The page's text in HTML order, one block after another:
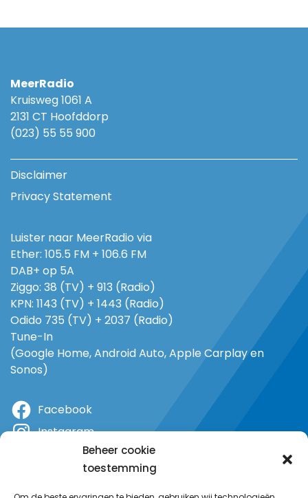
Beheer cookie
toestemming
MeerRadio
Kruisweg 1061 A
2131 CT Hoofddorp
(023) 55 55 900
Disclaimer
Privacy Statement
Luister naar MeerRadio via
Ether: 105.5 FM + 106.6 FM
DAB+ op 5A
Ziggo: 38 (TV) + 913 (Radio)
KPN: 1143 (TV) + 1443 (Radio)
Odido 735 (TV) + 2037 (Radio)
Tune-In
(Google Home, Android Auto, Apple Carplay en
Sonos)
Facebook
Instagram
YouTube